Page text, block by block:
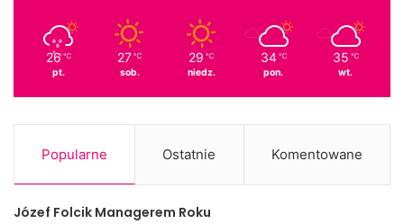
26 ℃
pt.
27 ℃
sob.
29 ℃
niedz.
34 ℃
pon.
35 ℃
wt.
Popularne Ostatnie Komentowane
Józef Folcik Managerem Roku